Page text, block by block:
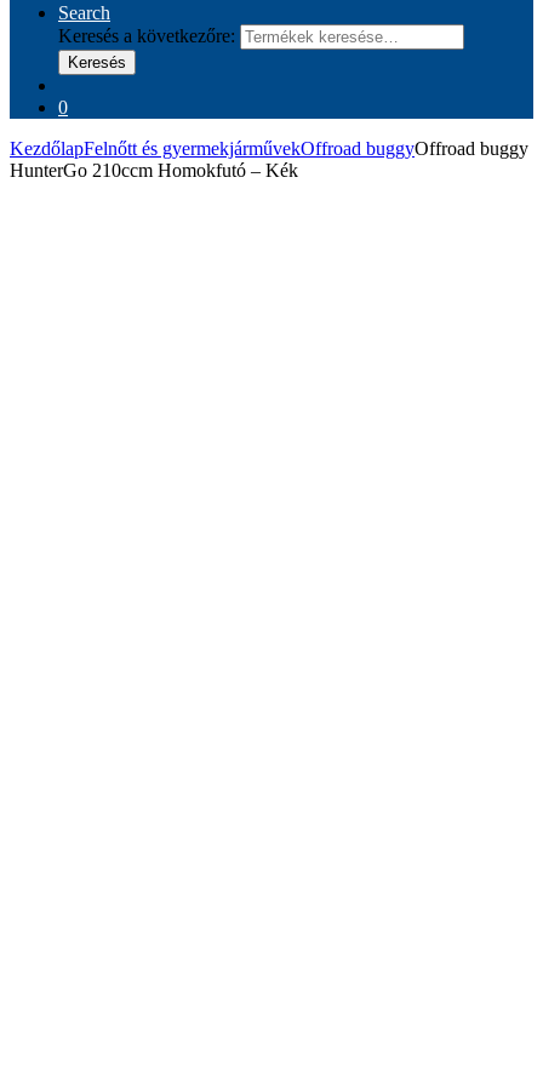
Search
Keresés a következőre:
Keresés
0
KezdőlapFelnőtt és gyermekjárművekOffroad buggyOffroad buggy
HunterGo 210ccm Homokfutó – Kék